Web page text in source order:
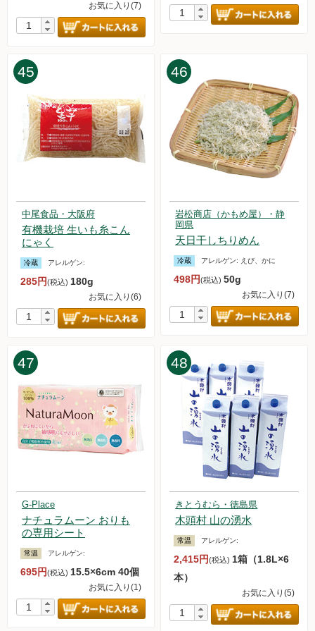
お気に入り(7)
45
中尾食品・大阪府
有機栽培 生いも糸こん
にゃく
冷蔵 アレルゲン:
285円(税込) 180g
お気に入り(6)
46
岩松商店（かもめ屋）・静
岡県
天日干しちりめん
冷蔵 アレルゲン: えび、かに
498円(税込)50g
お気に入り(7)
47
G-Place
ナチュラムーン おりも
の専用シート
常温 アレルゲン:
695円(税込) 15.5×6cm 40個
お気に入り(1)
48
きとうむら・徳島県
木頭村 山の湧水
常温 アレルゲン:
2,415円(税込) 1箱（1.8L×6
本）
お気に入り(5)